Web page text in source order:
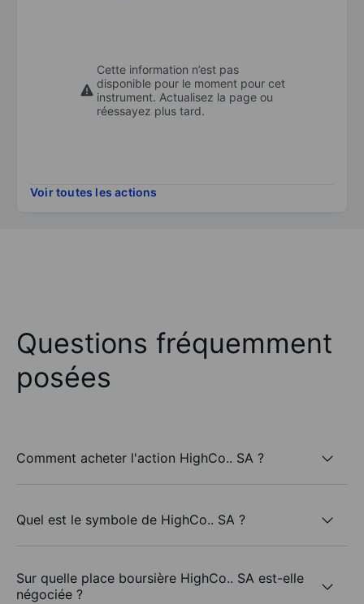
Cette information n’est pas
disponible pour le moment pour cet
instrument. Actualisez la page ou
réessayez plus tard.
Voir toutes les actions
Questions fréquemment
posées
Comment acheter l'action HighCo.. SA ?
Quel est le symbole de HighCo.. SA ?
Sur quelle place boursière HighCo.. SA est-elle
négociée ?